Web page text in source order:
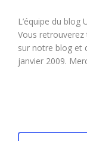
L’équipe du
Vous retrouverez
sur notre blog et
janvier 2009.